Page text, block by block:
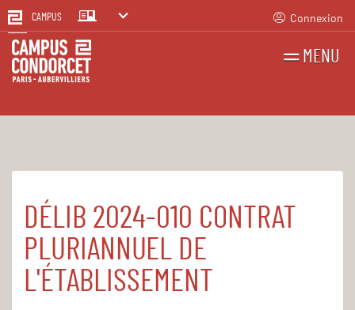
CAMPUS Connexion
MENU
Accueil Le Campus
Établissement public
Registre des actes administratifs
Délibérations CA 2024
DÉLIB 2024-010 CONTRAT
PLURIANNUEL DE
L'ÉTABLISSEMENT